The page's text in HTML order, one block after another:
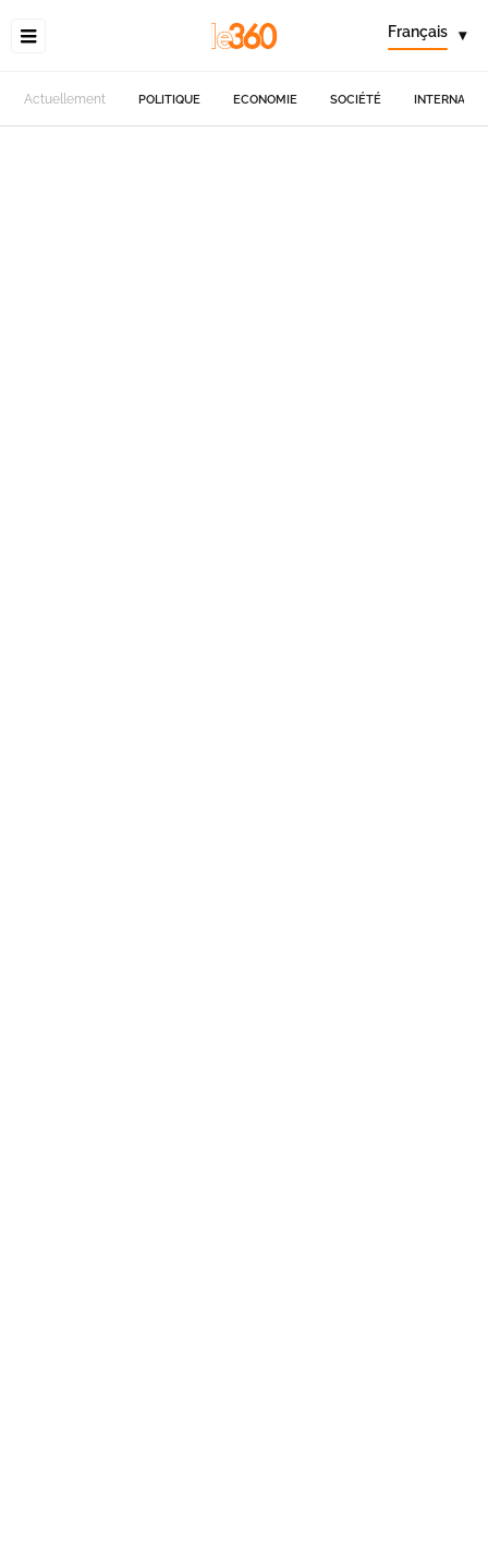
Français ▾
Actuellement POLITIQUE ECONOMIE SOCIÉTÉ